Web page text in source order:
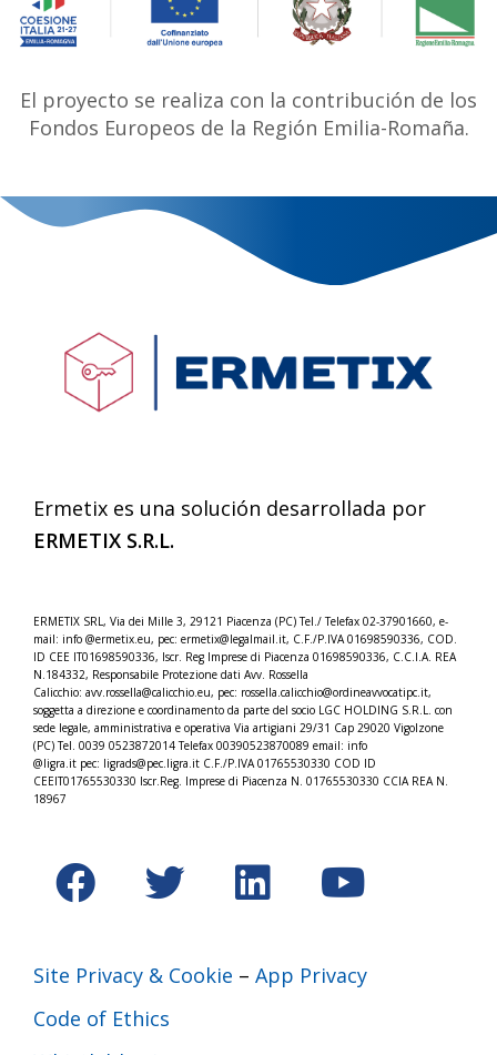
El proyecto se realiza con la contribución de los
Fondos Europeos de la Región Emilia-Romaña.
Ermetix es una solución desarrollada por
ERMETIX S.R.L.
ERMETIX SRL, Via dei Mille 3, 29121 Piacenza (PC) Tel./Telefax 02-37901660, e-
mail: info @ermetix.eu, pec: ermetix@legalmail.it, C.F./P.IVA 01698590336, COD.
ID CEE IT01698590336, Iscr. Reg Imprese di Piacenza 01698590336, C.C.I.A. REA
N.184332, Responsabile Protezione dati Avv. Rossella
Calicchio: avv.rossella@calicchio.eu, pec: rossella.calicchio@ordineavvocatipc.it,
soggetta a direzione e coordinamento da parte del socio LGC HOLDING S.R.L. con
sede legale, amministrativa e operativa Via artigiani 29/31 Cap 29020 Vigolzone
(PC) Tel. 0039 0523872014 Telefax 00390523870089 email: info
@ligra.it pec: ligrads@pec.ligra.it C.F./P.IVA 01765530330 COD ID
CEEIT01765530330 Iscr.Reg. Imprese di Piacenza N. 01765530330 CCIA REA N.
18967
Site Privacy & Cookie – App Privacy
Code of Ethics